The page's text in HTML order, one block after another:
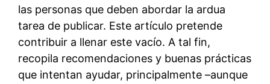
las personas que deben abordar la ardua
tarea de publicar. Este artículo pretende
contribuir a llenar este vacío. A tal fin,
recopila recomendaciones y buenas prácticas
que intentan ayudar, principalmente –aunque